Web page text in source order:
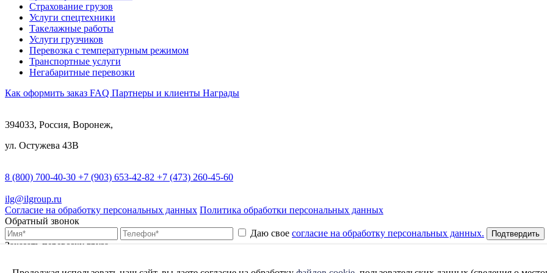
Страхование грузов
Услуги спецтехники
Такелажные работы
Услуги грузчиков
Перевозка с температурным режимом
Транспортные услуги
Негабаритные перевозки
Как оформить заказ FAQ Партнеры и клиенты Награды
394033, Россия, Воронеж,
ул. Остужева 43В
8 (800) 700-40-30 +7 (903) 653-42-82 +7 (473) 260-45-60
ilg@ilgroup.ru
Согласие на обработку персональных данных Политика обработки персональных данных
Обратный звонок
Даю свое согласие на обработку персональных данных. Подтвердить
Заказать перевозку груза
Связаться с нами